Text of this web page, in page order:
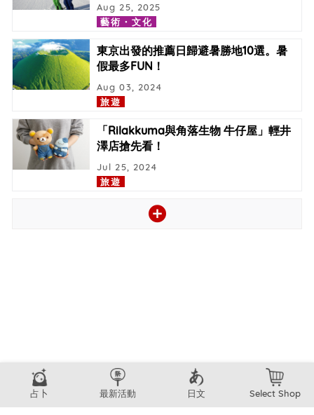
藝術・文化
Aug 25, 2025
東京出發的推薦日歸避暑勝地10選。暑
假最多FUN！
旅遊
Aug 03, 2024
「Rilakkuma與角落生物 牛仔屋」輕井
澤店搶先看！
旅遊
Jul 25, 2024
占卜 最新活動 日文 Select Shop